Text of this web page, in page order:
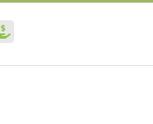
PayPal